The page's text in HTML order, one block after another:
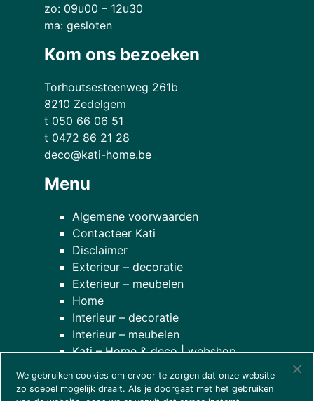
zo: 09u00 – 12u30
ma: gesloten
Kom ons bezoeken
Torhoutsesteenweg 261b
8210 Zedelgem
t 050 66 06 51
t 0472 86 21 28
deco@kati-home.be
Menu
Algemene voorwaarden
Contacteer Kati
Disclaimer
Exterieur – decoratie
Exterieur – meubelen
Home
Interieur – decoratie
Interieur – meubelen
Kati – Home & deco | webshop
over onze winkel
We gebruiken cookies om ervoor te zorgen dat onze website
zo soepel mogelijk draait. Als je doorgaat met het gebruiken